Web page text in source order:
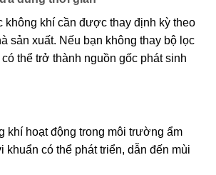
không khí cần được thay định kỳ theo
sản xuất. Nếu bạn không thay bộ lọc
thể trở thành nguồn gốc phát sinh
khí hoạt động trong môi trường ẩm
khuẩn có thể phát triển, dẫn đến mùi